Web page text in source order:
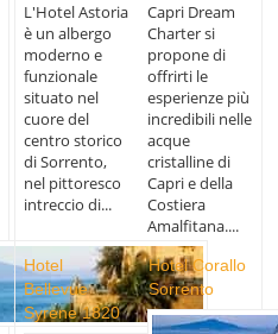
L'Hotel Astoria
è un albergo
moderno e
funzionale
situato nel
cuore del
centro storico
di Sorrento,
nel pittoresco
intreccio di...
Capri Dream
Charter si
propone di
offrirti le
esperienze più
incredibili nelle
acque
cristalline di
Capri e della
Costiera
Amalfitana....
Hotel
Bellevue
Syrene 1820
Hotel Corallo
Sorrento